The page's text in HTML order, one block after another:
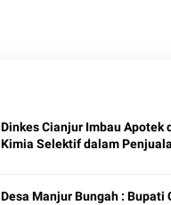
Dinkes Cianjur Imbau Apotek
Kimia Selektif dalam
Desa Manjur Bungah : Bupati